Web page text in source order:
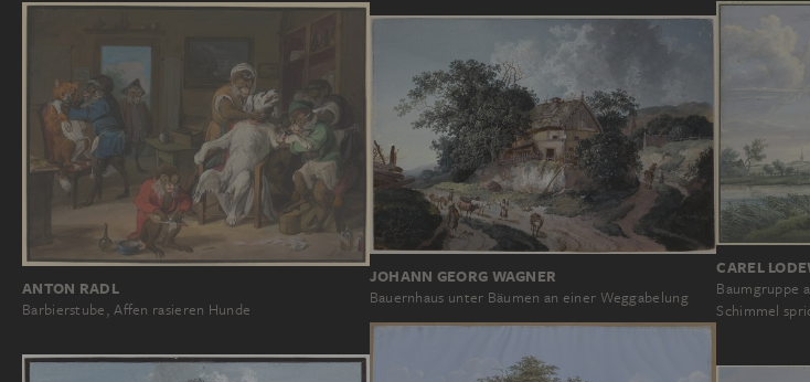
ANTON RADL
Barbierstube, Affen rasieren Hunde
JOHANN GEORG WAGNER
Bauernhaus unter Bäumen an einer Weggabelung
CAREL
Baumgruppe
Schimmel